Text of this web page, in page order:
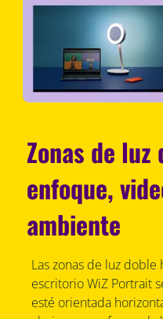
Zonas de
enfoque,
ambiente
Las zonas de luz
escritorio WiZ Portrait
esté orientada